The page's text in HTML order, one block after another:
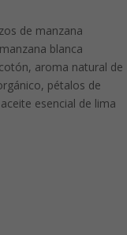
de manzana
blanca
aroma natural de
pétalos de
esencial de lima